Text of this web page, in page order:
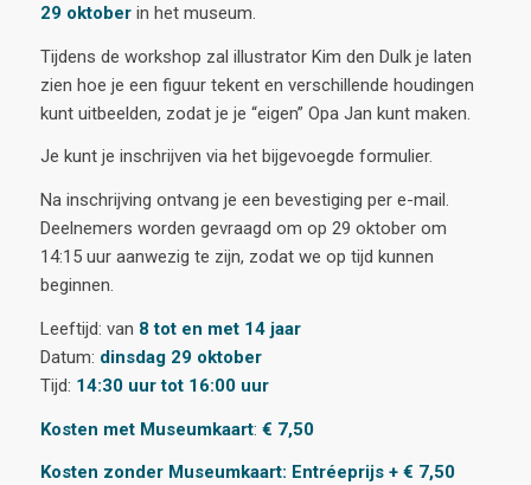
29 oktoberin het museum.
Tijdens de workshop zal illustrator Kim den Dulk je laten
zien hoe je een figuur tekent en verschillende houdingen
kunt uitbeelden, zodat je je “eigen” Opa Jan kunt maken.
Je kunt je inschrijven via het bijgevoegde formulier.
Na inschrijving ontvang je een bevestiging per e-mail.
Deelnemers worden gevraagd om op 29 oktober om
14:15 uur aanwezig te zijn, zodat we op tijd kunnen
beginnen.
Leeftijd: van 8 tot en met 14 jaar
Datum: dinsdag 29 oktober
Tijd: 14:30 uur tot 16:00 uur
Kosten met Museumkaart: € 7,50
Kosten zonder Museumkaart: Entréeprijs + € 7,50